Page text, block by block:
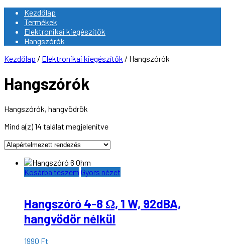
Kezdőlap
Termékek
Elektronikai kiegészítők
Hangszórók
Kezdőlap / Elektronikai kiegészítők / Hangszórók
Hangszórók
Hangszórók, hangvödrök
Mind a(z) 14 találat megjelenítve
Kosárba teszem Gyors nézet
Hangszóró 4-8 Ω, 1 W, 92dBA,
hangvödör nélkül
1990 Ft